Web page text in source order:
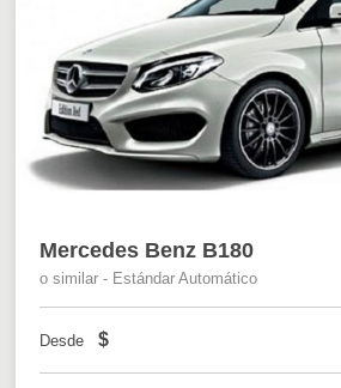
Mercedes Benz B180
o similar - Estándar Automático
Desde $